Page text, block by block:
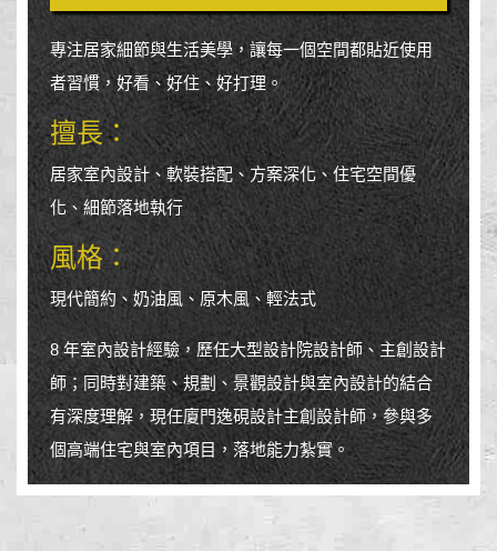
專注居家細節與生活美學，讓每一個空間都貼近使用
者習慣，好看、好住、好打理。
擅長：
居家室內設計、軟裝搭配、方案深化、住宅空間優
化、細節落地執行
風格：
現代簡約、奶油風、原木風、輕法式
8 年室內設計經驗，歷任大型設計院設計師、主創設計
師；同時對建築、規劃、景觀設計與室內設計的結合
有深度理解，現任廈門逸硯設計主創設計師，參與多
個高端住宅與室內項目，落地能力紮實。